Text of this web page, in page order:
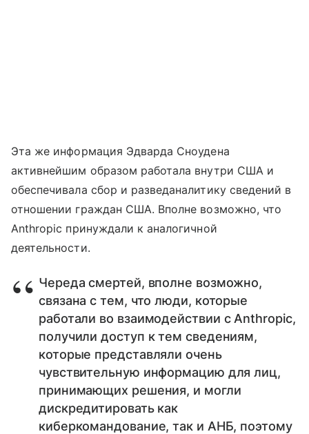
Эта же информация Эдварда Сноудена
активнейшим образом работала внутри США и
обеспечивала сбор и разведаналитику сведений в
отношении граждан США. Вполне возможно, что
Anthropic принуждали к аналогичной
деятельности.
Череда смертей, вполне возможно,
связана с тем, что люди, которые
работали во взаимодействии с Anthropic,
получили доступ к тем сведениям,
которые представляли очень
чувствительную информацию для лиц,
принимающих решения, и могли
дискредитировать как
киберкомандование, так и АНБ, поэтому